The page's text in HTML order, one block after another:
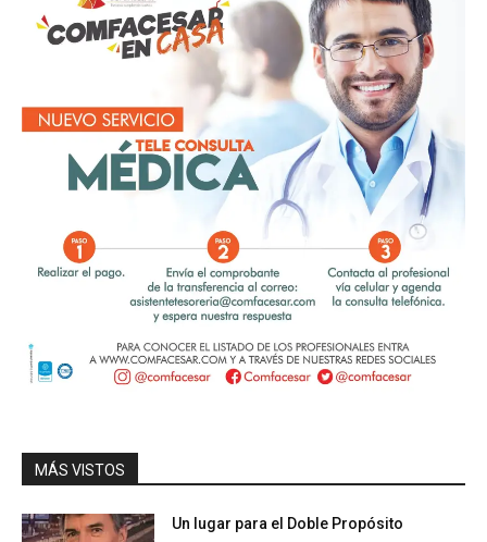
MÁS VISTOS
Un lugar para el Doble Propósito